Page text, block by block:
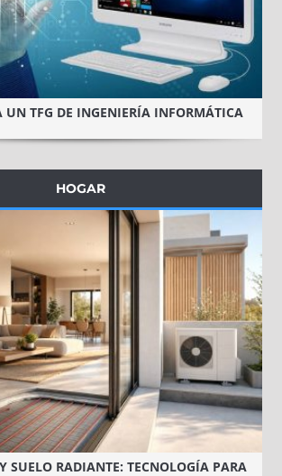
UN TFG DE INGENIERÍA INFORMÁTICA
HOGAR
SUELO RADIANTE: TECNOLOGÍA PARA